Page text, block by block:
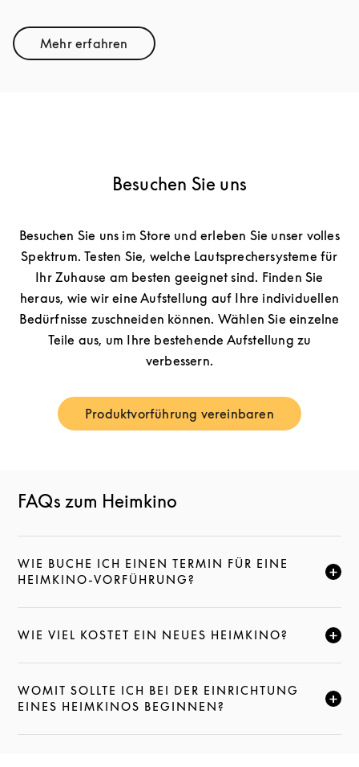
Mehr erfahrenLink Opens in New Tab
Besuchen Sie uns
Besuchen Sie uns im Store und erleben Sie unser volles
Spektrum. Testen Sie, welche Lautsprechersysteme für
Ihr Zuhause am besten geeignet sind. Finden Sie
heraus, wie wir eine Aufstellung auf Ihre individuellen
Bedürfnisse zuschneiden können. Wählen Sie einzelne
Teile aus, um Ihre bestehende Aufstellung zu
verbessern.
Produktvorführung vereinbaren
Link Opens in New Tab
FAQs zum Heimkino
WIE BUCHE ICH EINEN TERMIN FÜR EINE
HEIMKINO-VORFÜHRUNG?
KLICKE HIER, UM DIESE BESCHREIBUNG ZU
WIE VIEL KOSTET EIN NEUES HEIMKINO?
KLICKE HIER, UM DIESE BESCHREIBUNG ZU
WOMIT SOLLTE ICH BEI DER EINRICHTUNG
EINES HEIMKINOS BEGINNEN?
KLICKE HIER, UM DIESE BESCHREIBUNG ZU